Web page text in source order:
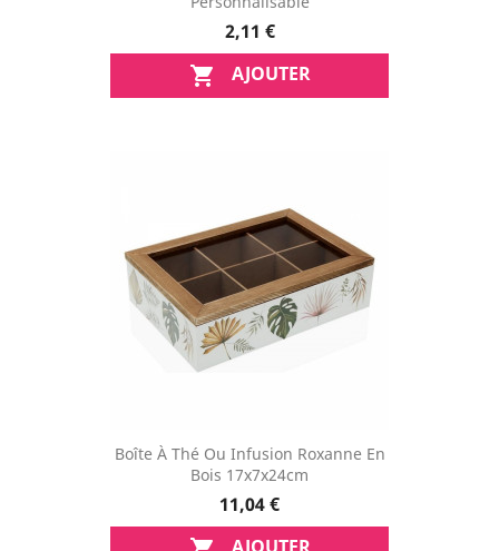
2,11 €
 AJOUTER
Boîte À Thé Ou Infusion Roxanne En
Bois 17x7x24cm
11,04 €